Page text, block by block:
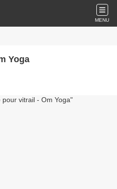
MENU
Yoga